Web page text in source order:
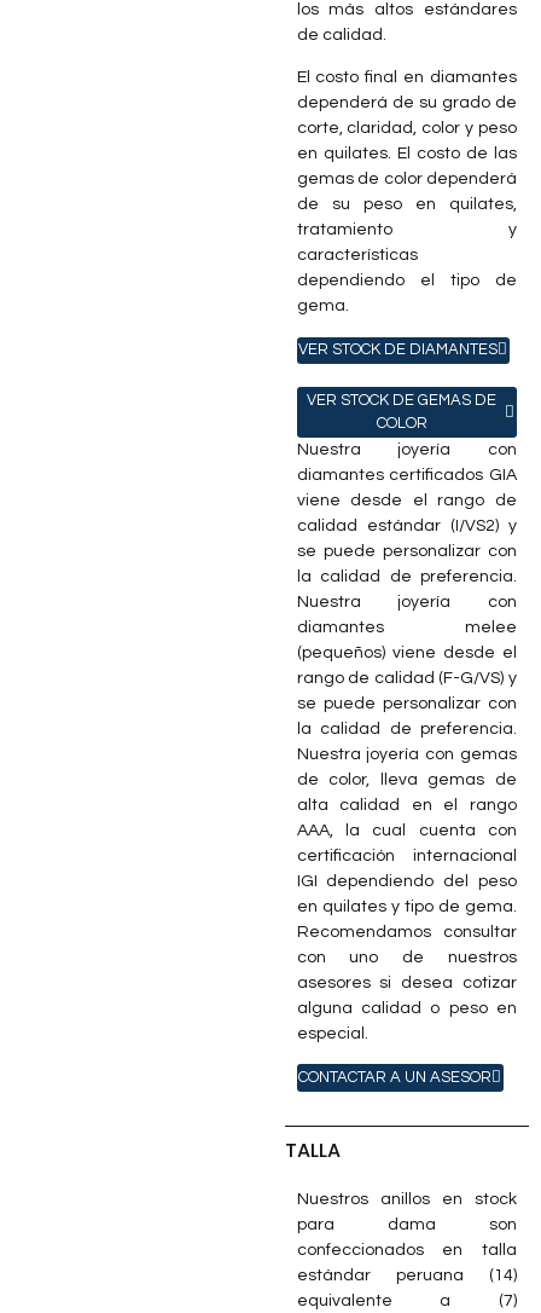
los más altos estándares
de calidad.
El costo final en diamantes
dependerá de su grado de
corte, claridad, color y peso
en quilates. El costo de las
gemas de color dependerá
de su peso en quilates,
tratamiento y
características
dependiendo el tipo de
gema.
VER STOCK DE DIAMANTES
VER STOCK DE GEMAS DE
COLOR
Nuestra joyería con
diamantes certificados GIA
viene desde el rango de
calidad estándar (I/VS2) y
se puede personalizar con
la calidad de preferencia.
Nuestra joyería con
diamantes melee
(pequeños) viene desde el
rango de calidad (F-G/VS) y
se puede personalizar con
la calidad de preferencia.
Nuestra joyería con gemas
de color, lleva gemas de
alta calidad en el rango
AAA, la cual cuenta con
certificación internacional
IGI dependiendo del peso
en quilates y tipo de gema.
Recomendamos consultar
con uno de nuestros
asesores si desea cotizar
alguna calidad o peso en
especial.
CONTACTAR A UN ASESOR
TALLA
Nuestros anillos en stock
para dama son
confeccionados en talla
estándar peruana (14)
equivalente a (7)